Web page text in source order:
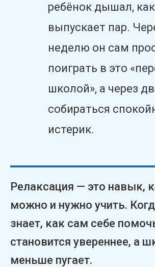
ребёнок дышал,
выпускает пар.
неделю он сам
поиграть в это
школой», а через
собираться
истерик.
Релаксация — это навык,
можно и нужно учить.
знает, как сам себе
становится увереннее, а
меньше пугает.